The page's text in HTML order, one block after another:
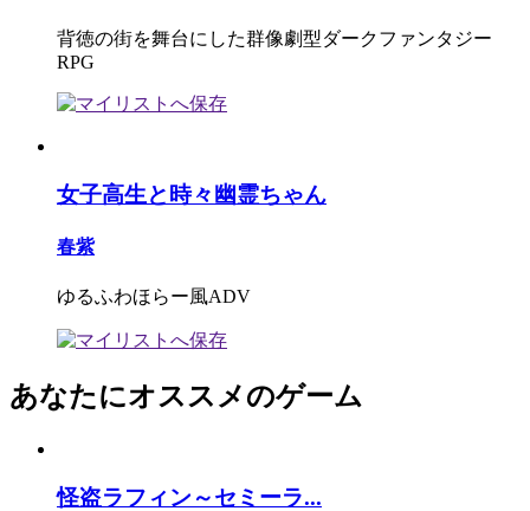
背徳の街を舞台にした群像劇型ダークファンタジー
RPG
女子高生と時々幽霊ちゃん
春紫
ゆるふわほらー風ADV
あなたにオススメのゲーム
怪盗ラフィン～セミーラ...